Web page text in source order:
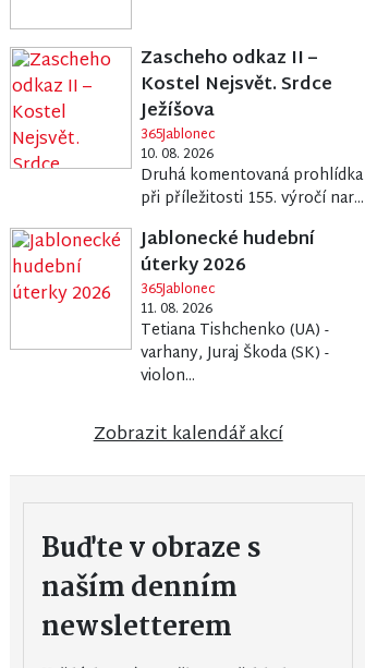
Zascheho odkaz II –
Kostel Nejsvět. Srdce
Ježíšova
365Jablonec
10. 08. 2026
Druhá komentovaná prohlídka
při příležitosti 155. výročí nar...
Jablonecké hudební
úterky 2026
365Jablonec
11. 08. 2026
Tetiana Tishchenko (UA) -
varhany, Juraj Škoda (SK) -
violon...
Zobrazit kalendář akcí
Buďte v obraze s
naším denním
newsletterem